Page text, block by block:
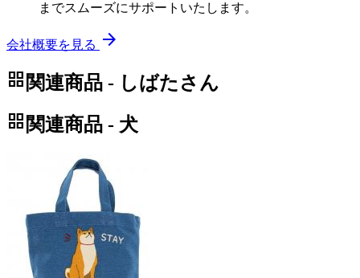
までスムーズにサポートいたします。
会社概要を見る arrow_forward
grid_view 関連商品 - しばたさん
grid_view 関連商品 - 犬